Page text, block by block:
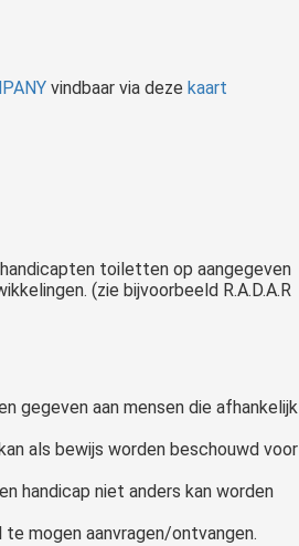
vindbaar via dezekaart
toiletten op aangegeven
(zie bijvoorbeeld R.A.D.A.R
gegeven aan mensen die afhankelijk
als bewijs worden beschouwd voor
handicap niet anders kan worden
mogen aanvragen/ontvangen.